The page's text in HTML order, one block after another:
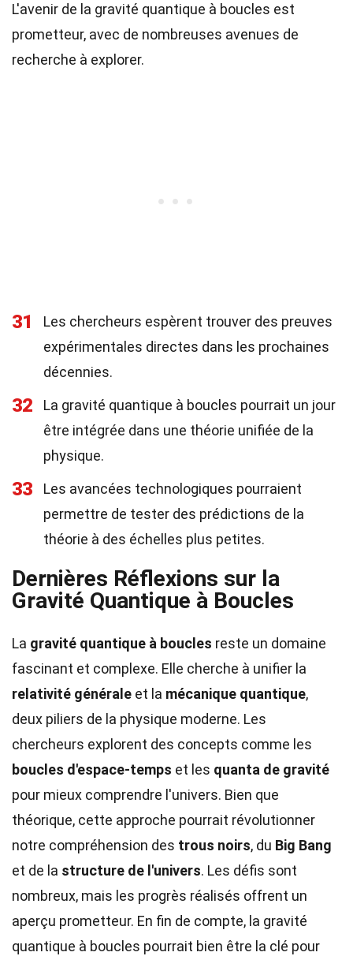
L'avenir de la gravité quantique à boucles est
prometteur, avec de nombreuses avenues de
recherche à explorer.
31
Les chercheurs espèrent trouver des preuves
expérimentales directes dans les prochaines
décennies.
32
La gravité quantique à boucles pourrait un jour
être intégrée dans une théorie unifiée de la
physique.
33
Les avancées technologiques pourraient
permettre de tester des prédictions de la
théorie à des échelles plus petites.
Dernières Réflexions sur la
Gravité Quantique à Boucles
La gravité quantique à boucles reste un domaine
fascinant et complexe. Elle cherche à unifier la
relativité générale et la mécanique quantique,
deux piliers de la physique moderne. Les
chercheurs explorent des concepts comme les
boucles d'espace-temps et les quanta de gravité
pour mieux comprendre l'univers. Bien que
théorique, cette approche pourrait révolutionner
notre compréhension des trous noirs, du Big Bang
et de la structure de l'univers. Les défis sont
nombreux, mais les progrès réalisés offrent un
aperçu prometteur. En fin de compte, la gravité
quantique à boucles pourrait bien être la clé pour